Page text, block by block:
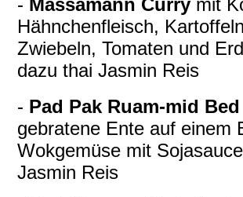
- Massamann Curry mit
Hähnchenfleisch,
Zwiebeln, Tomaten und
dazu thai Jasmin Reis
- Pad Pak Ruam-mid Bed
gebratene Ente auf einem
Wokgemüse mit
Jasmin Reis